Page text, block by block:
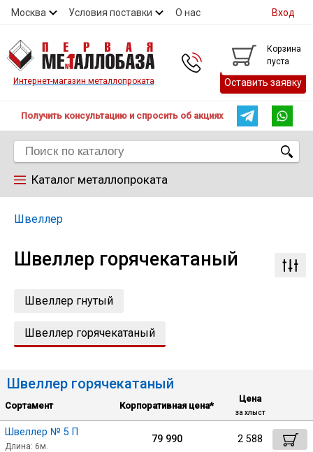
Москва Условия поставки О нас
Контакты
Вход
Интернет-магазин металлопроката
Корзина
пуста
Оставить заявку
Получить консультацию и спросить об акциях
Каталог металлопроката
Труба
Лист
Уголок
Балка
Полоса
Швеллер
Швеллер горячекатаный
Швеллер гнутый
Швеллер горячекатаный
Швеллер горячекатаный
Сортамент Корпоративная цена*
Цена
за хлыст
Швеллер № 5 П
Длина: 6м.
79 990 2 588